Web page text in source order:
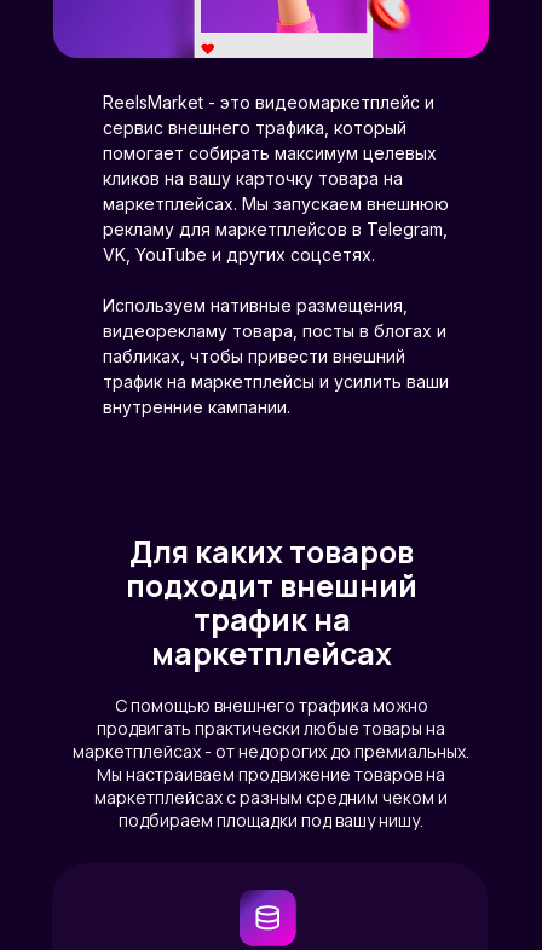
ReelsMarket - это видеомаркетплейс и
сервис внешнего трафика, который
помогает собирать максимум целевых
кликов на вашу карточку товара на
маркетплейсах. Мы запускаем внешнюю
рекламу для маркетплейсов в Telegram,
VK, YouTube и других соцсетях.
Используем нативные размещения,
видеорекламу товара, посты в блогах и
пабликах, чтобы привести внешний
трафик на маркетплейсы и усилить ваши
внутренние кампании.
Для каких товаров
подходит внешний
трафик на
маркетплейсах
С помощью внешнего трафика можно
продвигать практически любые товары на
маркетплейсах - от недорогих до премиальных.
Мы настраиваем продвижение товаров на
маркетплейсах с разным средним чеком и
подбираем площадки под вашу нишу.